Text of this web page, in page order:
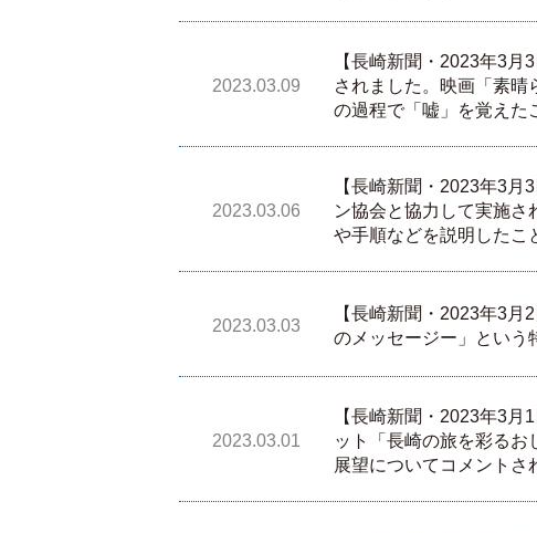
2023.03.09
【長崎新聞・2023年3
されました。映画「素
の過程で「嘘」を覚えた
2023.03.06
【長崎新聞・2023年3
ン協会と協力して実施
や手順などを説明したこ
2023.03.03
【長崎新聞・2023年3
のメッセージー」という
2023.03.01
【長崎新聞・2023年3
ット「長崎の旅を彩る
展望についてコメントさ